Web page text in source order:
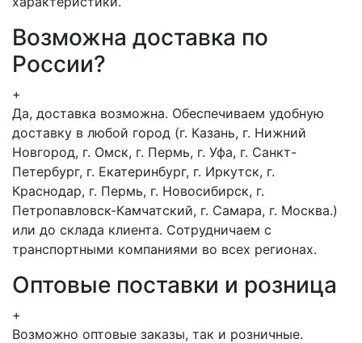
Возможна доставка по
России?
+
Да, доставка возможна. Обеспечиваем удобную
доставку в любой город (г. Казань, г. Нижний
Новгород, г. Омск, г. Пермь, г. Уфа, г. Санкт-
Петербург, г. Екатеринбург, г. Иркутск, г.
Краснодар, г. Пермь, г. Новосибирск, г.
Петропавловск-Камчатский, г. Самара, г. Москва.)
или до склада клиента. Сотрудничаем с
транспортными компаниями во всех регионах.
Оптовые поставки и розница
+
Возможно оптовые заказы, так и розничные.